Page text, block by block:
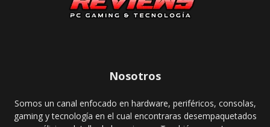
Nosotros
Somos un canal enfocado en hardware, periféricos, consolas,
gaming y tecnología en el cual encontraras desempaquetados